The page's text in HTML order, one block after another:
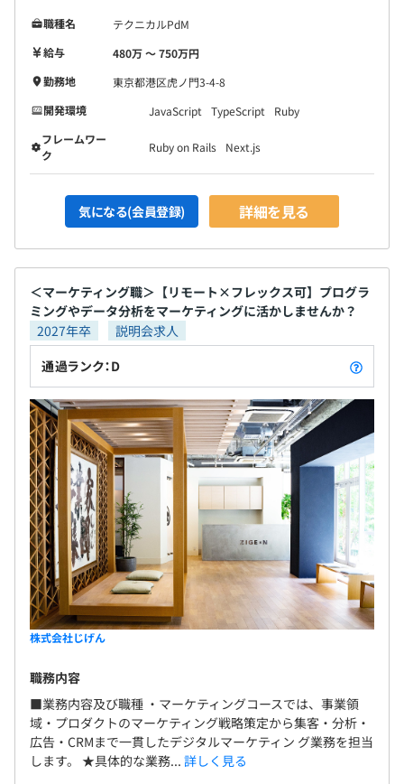
Docker
従業員数（単体）：226名（2026年3月末時点）
内エンジニア30名程度で構成されています。
平均2名～3名で開発を行っております。
無期雇用
6ヶ月
※試用期間中の待遇などに変更はありません
職種名
テクニカルPdM
給与
480万 〜 750万円
勤務地
東京都港区虎ノ門3-4-8
開発環境
JavaScript TypeScript
Ruby
フレームワー
ク
Ruby on Rails Next.js
気になる(会員登録) 詳細を見る
＜マーケティング職＞【リモート×フレックス可】プログラ
ミングやデータ分析をマーケティングに活かしませんか？
2027年卒
説明会求人
通過ランク：D
株式会社じげん
職務内容
■業務内容及び職種 ・マーケティングコースでは、事業領
域・プロダクトのマーケティング戦略策定から集客・分析・
広告・CRMまで一貫したデジタルマーケティン グ業務を担当
します。 ★具体的な業務... 詳しく見る